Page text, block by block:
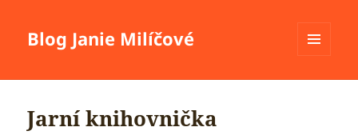
Blog Janie Milíčové
Jarní knihovnička